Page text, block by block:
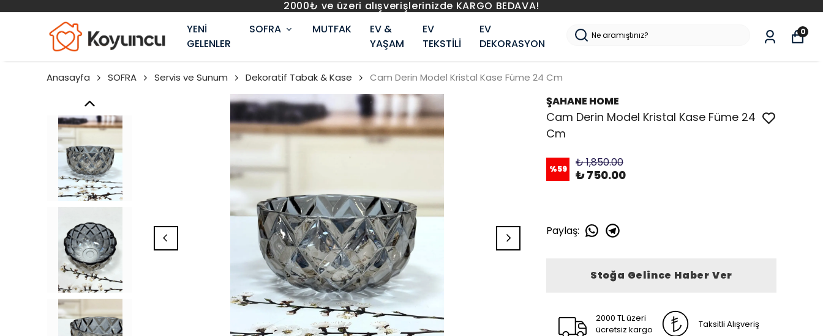
2000₺ ve üzeri alışverişlerinizde KARGO BEDAVA!
YENİ
GELENLER
SOFRA MUTFAK
EV &
YAŞAM
EV
TEKSTİLİ
EV
DEKORASYON
0
Anasayfa SOFRA Servis ve Sunum Dekoratif Tabak & Kase Cam Derin Model Kristal Kase Füme 24 Cm
ŞAHANE HOME
Cam Derin Model Kristal Kase Füme 24
Cm
%59 ₺ 1,850.00
₺ 750.00
Paylaş:
Stoğa Gelince Haber Ver
2000 TL üzeri
ücretsiz kargo
Taksitli Alışveriş